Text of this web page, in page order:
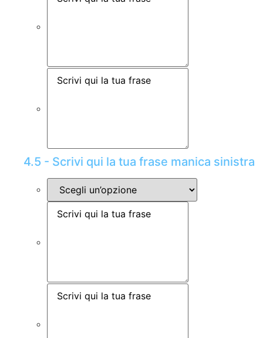
4.5 - Scrivi qui la tua frase manica sinistra